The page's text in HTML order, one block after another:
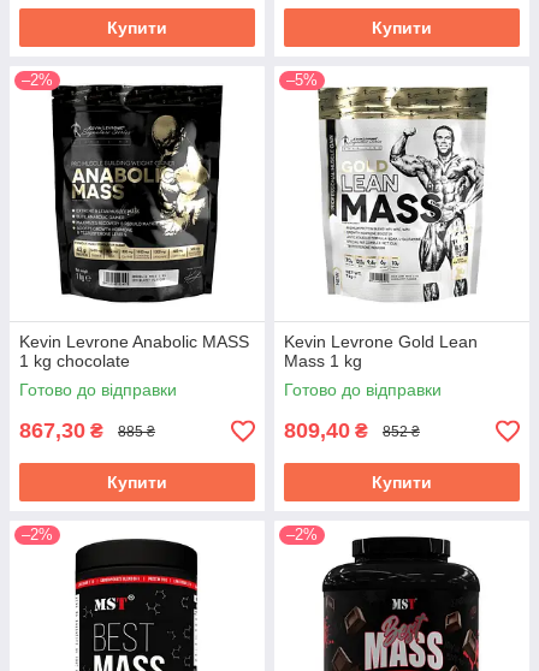
Купити Купити
–2%
Kevin Levrone Anabolic MASS
1 kg chocolate
Готово до відправки
867,30 ₴ 885 ₴
Купити
–5%
Kevin Levrone Gold Lean
Mass 1 kg
Готово до відправки
809,40 ₴ 852 ₴
Купити
–2% –2%